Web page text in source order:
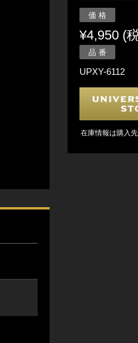
価 格
¥4,950 (
品 番
UPXY-6112
在庫情報は購入